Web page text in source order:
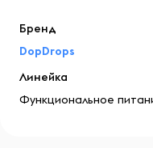
Бренд
DopDrops
Линейка
Функциональное